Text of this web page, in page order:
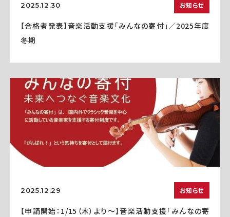
2025.12.30 お知らせ
【合格者発表】音楽活動支援「みんなの寄付」／2025年度
冬期
2025.12.29 お知らせ
【申請開始：1/15（木）より～】音楽活動支援「みんなの寄